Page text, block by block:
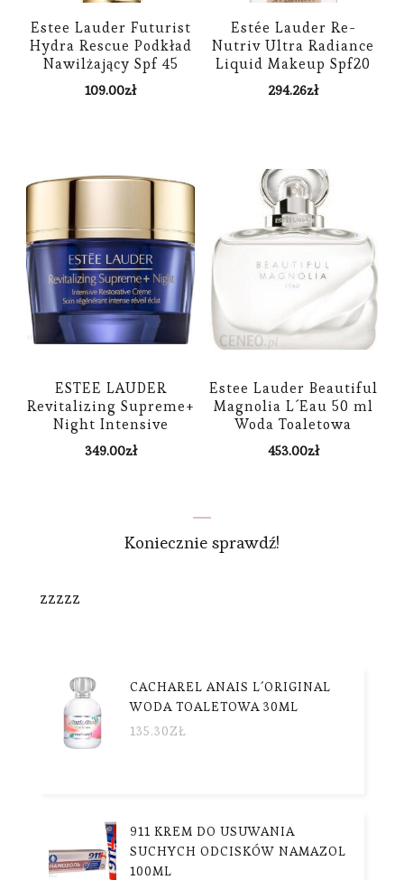
Estee Lauder Futurist
Hydra Rescue Podkład
Nawilżający Spf 45
Odcień 8N1 Espresso
35 ml
109.00zł
Estée Lauder Re-
Nutriv Ultra Radiance
Liquid Makeup Spf20
Podkład 30 ml Dla
Kobiet 2W0 Warm
294.26zł
ESTEE LAUDER
Revitalizing Supreme+
Night Intensive
Restorative Creme
Krem na noc 50ml
349.00zł
Estee Lauder Beautiful
Magnolia L´Eau 50 ml
Woda Toaletowa
453.00zł
Koniecznie sprawdź!
zzzzz
CACHAREL ANAIS L´ORIGINAL
WODA TOALETOWA 30ML
135.30ZŁ
911 KREM DO USUWANIA
SUCHYCH ODCISKÓW NAMAZOL
100ML